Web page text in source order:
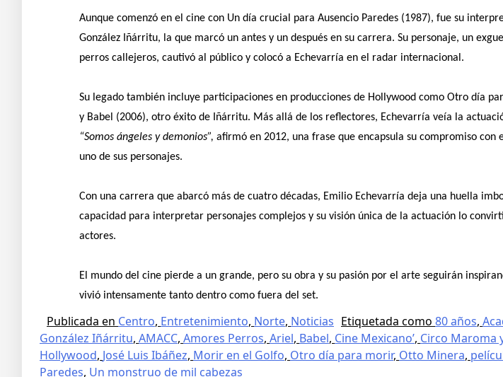
Aunque comenzó en el cine con Un día crucial para Ausencio Paredes (1987), fue su
González Iñárritu, la que marcó un antes y un después en su carrera. Su personaje, un
perros callejeros, cautivó al público y colocó a Echevarría en el radar internacional.
Su legado también incluye participaciones en producciones de Hollywood como Otro día
y Babel (2006), otro éxito de Iñárritu. Más allá de los reflectores, Echevarría veía la
“Somos ángeles y demonios”, afirmó en 2012, una frase que encapsula su compromiso
uno de sus personajes.
Con una carrera que abarcó más de cuatro décadas, Emilio Echevarría deja una huella
capacidad para interpretar personajes complejos y su visión única de la actuación lo
actores.
El mundo del cine pierde a un grande, pero su obra y su pasión por el arte seguirán
vivió intensamente tanto dentro como fuera del set.
Publicada en Centro, Entretenimiento, Norte, Noticias Etiquetada como 80 años,
González Iñárritu, AMACC, Amores Perros, Ariel, Babel, Cine Mexicano’, Circo Maroma
Hollywood, José Luis Ibáñez, Morir en el Golfo, Otro día para morir, Otto Minera,
Paredes, Un monstruo de mil cabezas